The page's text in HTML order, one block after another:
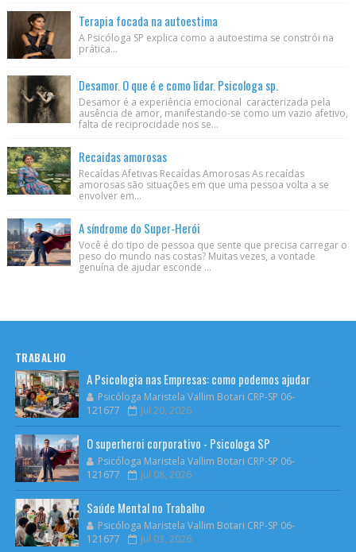
Terapia focada na autoestima
A Psicóloga SP explica como a autoestima se constrói na
prática...
Desamor. O que é e como lidar. Psicologa sp.
Desamor é a experiência emocional caracterizada pela
ausência de amor, manifestando-se como um vazio afetivo,
falta de reciprocidade nos se...
Recaidas amorosas
Recaídas Afetivas Recaídas Amorosas As recaídas
amorosas são situações em que uma pessoa volta a se
envolver em...
A síndrome do Super-Herói
Você é do tipo de pessoa que sente que precisa carregar o
peso do mundo nas costas? Muitas vezes, a vontade
genuína de ajudar esconde ...
TRABALHO
A Psicologia nas Empresas: como podemos ajudar
Psicóloga Maristela Vallim Botari CRP-SP 06-
121677
Jul 20, 2026
O superheroi corporativo - Psicologa SP
Psicóloga Maristela Vallim Botari CRP-SP 06-
121677
Jul 08, 2026
Saúde Mental no Trabalho
Psicóloga Maristela Vallim Botari CRP-SP 06-
121677
Jul 03, 2026